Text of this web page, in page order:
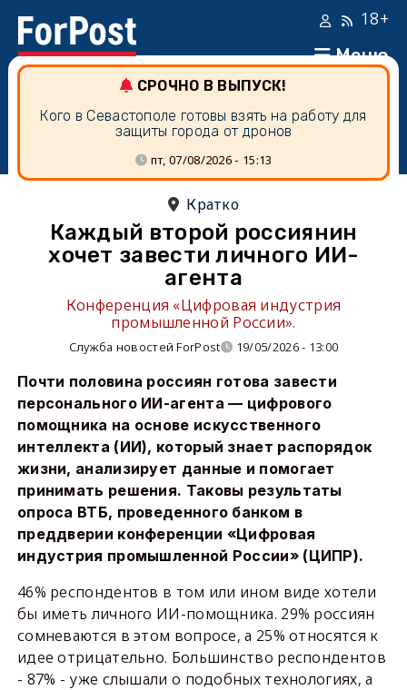
Меню
18+
СРОЧНО В ВЫПУСК!
Кого в Севастополе готовы взять на работу для
защиты города от дронов
пт, 07/08/2026 - 15:13
Кратко
Каждый второй россиянин
хочет завести личного ИИ-
агента
Конференция «Цифровая индустрия
промышленной России».
Служба новостей ForPost 19/05/2026 - 13:00
Почти половина россиян готова завести
персонального ИИ-агента — цифрового
помощника на основе искусственного
интеллекта (ИИ), который знает распорядок
жизни, анализирует данные и помогает
принимать решения. Таковы результаты
опроса ВТБ, проведенного банком в
преддверии конференции «Цифровая
индустрия промышленной России» (ЦИПР).
46% респондентов в том или ином виде хотели
бы иметь личного ИИ-помощника. 29% россиян
сомневаются в этом вопросе, а 25% относятся к
идее отрицательно. Большинство респондентов
- 87% - уже слышали о подобных технологиях, а